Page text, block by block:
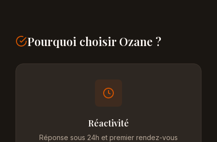
Pourquoi choisir Ozane ?
Réactivité
Réponse sous 24h et premier rendez-vous